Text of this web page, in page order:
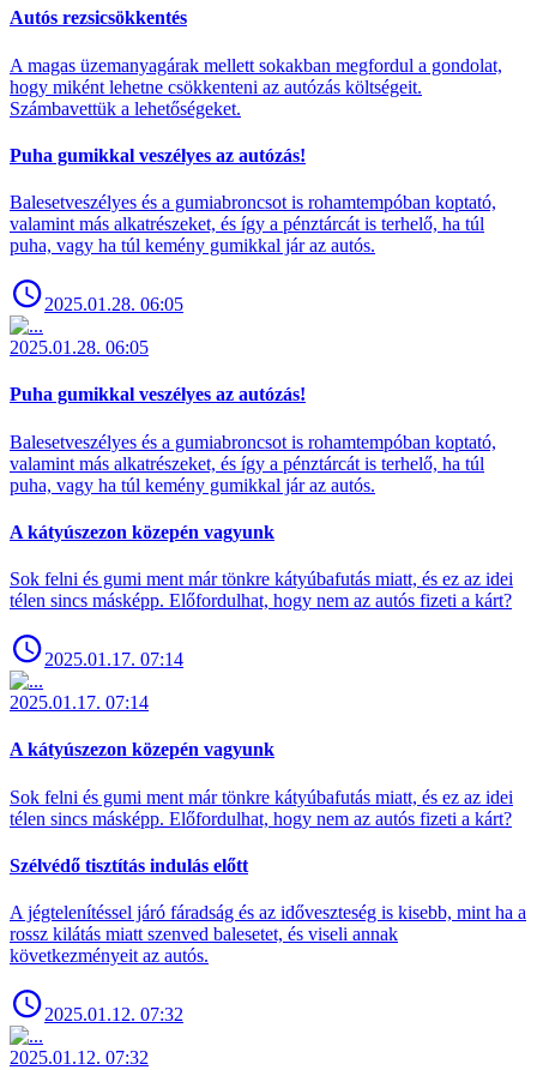
Autós rezsicsökkentés
A magas üzemanyagárak mellett sokakban megfordul a gondolat,
hogy miként lehetne csökkenteni az autózás költségeit.
Számbavettük a lehetőségeket.
Puha gumikkal veszélyes az autózás!
Balesetveszélyes és a gumiabroncsot is rohamtempóban koptató,
valamint más alkatrészeket, és így a pénztárcát is terhelő, ha túl
puha, vagy ha túl kemény gumikkal jár az autós.
2025.01.28. 06:05
2025.01.28. 06:05
Puha gumikkal veszélyes az autózás!
Balesetveszélyes és a gumiabroncsot is rohamtempóban koptató,
valamint más alkatrészeket, és így a pénztárcát is terhelő, ha túl
puha, vagy ha túl kemény gumikkal jár az autós.
A kátyúszezon közepén vagyunk
Sok felni és gumi ment már tönkre kátyúbafutás miatt, és ez az idei
télen sincs másképp. Előfordulhat, hogy nem az autós fizeti a kárt?
2025.01.17. 07:14
2025.01.17. 07:14
A kátyúszezon közepén vagyunk
Sok felni és gumi ment már tönkre kátyúbafutás miatt, és ez az idei
télen sincs másképp. Előfordulhat, hogy nem az autós fizeti a kárt?
Szélvédő tisztítás indulás előtt
A jégtelenítéssel járó fáradság és az időveszteség is kisebb, mint ha a
rossz kilátás miatt szenved balesetet, és viseli annak
következményeit az autós.
2025.01.12. 07:32
2025.01.12. 07:32